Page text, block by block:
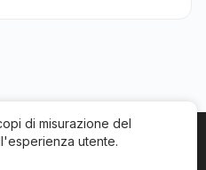
Categorie CGU
di misurazione del
utente.